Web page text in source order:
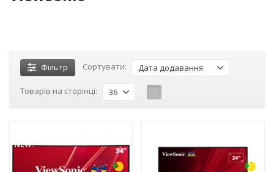
Фільтр Сортувати: Дата додавання
Товарів на сторінці: 36
NEW!